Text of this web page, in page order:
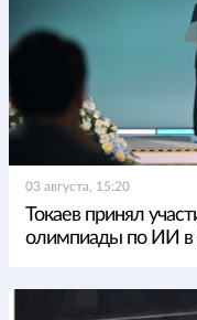
03 августа, 15:20
Токаев принял
олимпиады по ИИ в